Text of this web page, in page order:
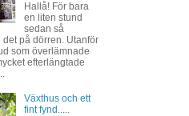
Hallå! För bara
en liten stund
sedan så
det på dörren. Utanför
som överlämnade
efterlängtade
Växthus och ett
fint fynd.....